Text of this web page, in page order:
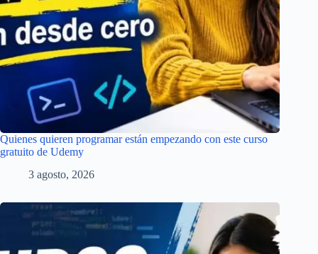
Quienes quieren programar están empezando con este curso
gratuito de Udemy
3 agosto, 2026